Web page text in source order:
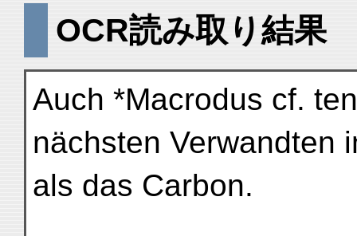
OCR読み取り結果
Auch *Macrodus cf.
nächsten Verwandten
als das Carbon.